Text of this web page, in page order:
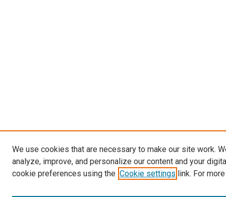
We use cookies that are necessary to make our site work.
analyze, improve, and personalize our content and your
cookie preferences using the Cookie settings link. For